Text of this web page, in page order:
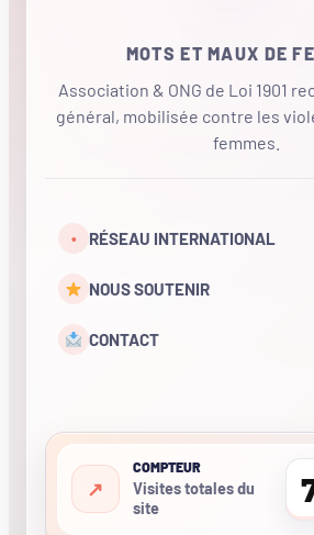
MOTS ET MAUX DE
Association & ONG de Loi 1901
général, mobilisée contre les
femmes.
• RÉSEAU INTERNATIONAL
NOUS SOUTENIR
CONTACT
COMPTEUR
Visites totales du
site